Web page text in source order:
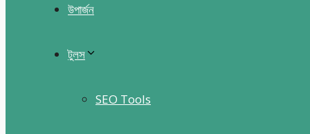
উপার্জন
টুলস
SEO Tools